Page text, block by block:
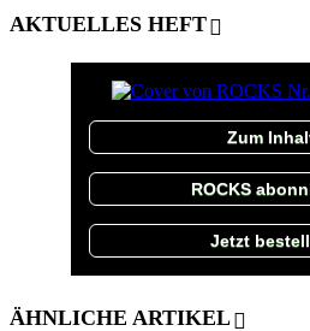
AKTUELLES HEFT
Zum
ROCKS
Jetzt
ÄHNLICHE ARTIKEL